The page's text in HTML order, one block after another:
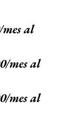
al
mes al
mes al